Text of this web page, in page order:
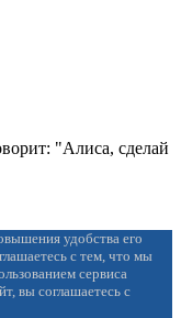
"Алиса, сделай
удобства его
с тем, что мы
сервиса
вы соглашаетесь с